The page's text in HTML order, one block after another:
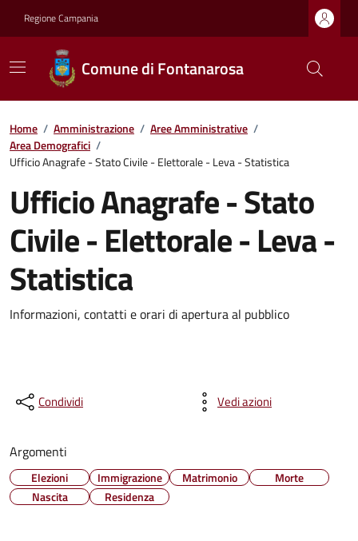
Regione Campania
Comune di Fontanarosa
Home / Amministrazione / Aree Amministrative /
Area Demografici /
Ufficio Anagrafe - Stato Civile - Elettorale - Leva - Statistica
Ufficio Anagrafe - Stato
Civile - Elettorale - Leva -
Statistica
Informazioni, contatti e orari di apertura al pubblico
Condividi Vedi azioni
Argomenti
Elezioni Immigrazione Matrimonio
Morte
Nascita
Residenza